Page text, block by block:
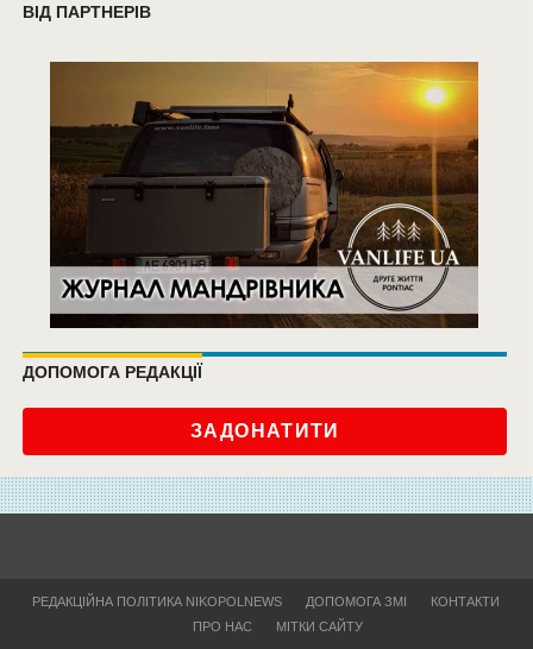
ВІД ПАРТНЕРІВ
ДОПОМОГА РЕДАКЦІЇ
ЗАДОНАТИТИ
РЕДАКЦІЙНА ПОЛІТИКА NIKOPOLNEWS ДОПОМОГА ЗМІ
КОНТАКТИ
ПРО НАС
МІТКИ САЙТУ